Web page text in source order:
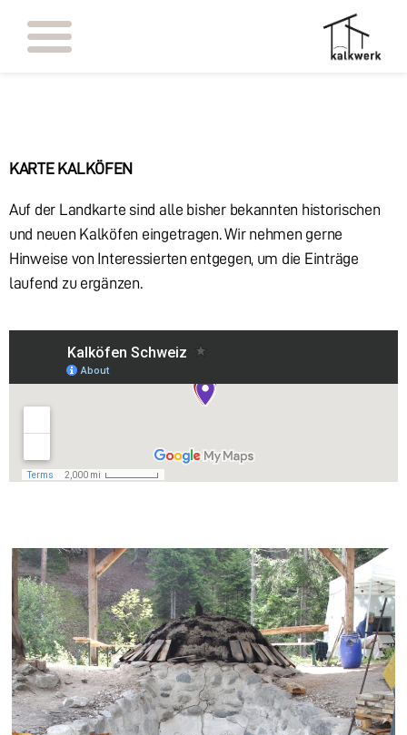
KARTE KALKÖFEN
Auf der Landkarte sind alle bisher bekannten historischen
und neuen Kalköfen eingetragen. Wir nehmen gerne
Hinweise von Interessierten entgegen, um die Einträge
laufend zu ergänzen.